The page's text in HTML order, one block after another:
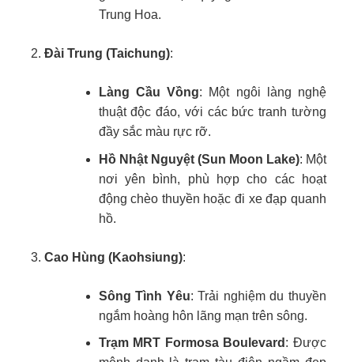
Trung Hoa.
Đài Trung (Taichung):
Làng Cầu Vồng: Một ngôi làng nghệ
thuật độc đáo, với các bức tranh tường
đầy sắc màu rực rỡ.
Hồ Nhật Nguyệt (Sun Moon Lake): Một
nơi yên bình, phù hợp cho các hoạt
động chèo thuyền hoặc đi xe đạp quanh
hồ.
Cao Hùng (Kaohsiung):
Sông Tình Yêu: Trải nghiệm du thuyền
ngắm hoàng hôn lãng mạn trên sông.
Trạm MRT Formosa Boulevard : Được